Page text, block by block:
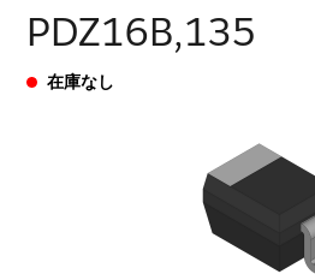
PDZ16B,135
在庫なし